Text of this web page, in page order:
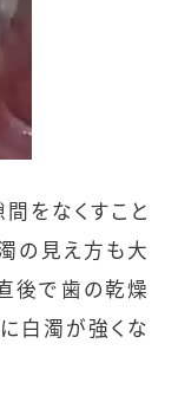
をなくすこと
の見え方も大
後で歯の乾燥
白濁が強くな